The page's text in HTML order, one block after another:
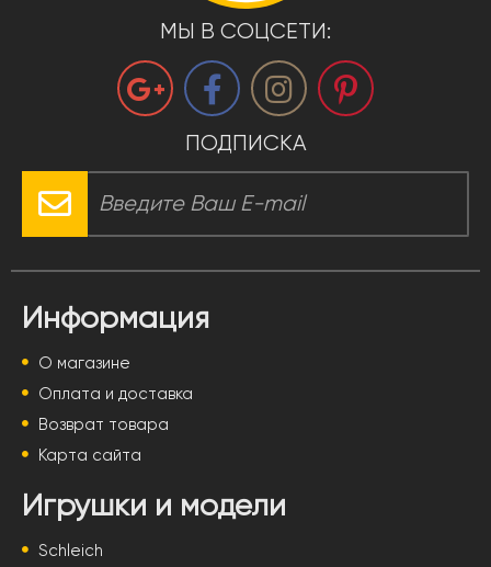
МЫ В СОЦСЕТИ:
ПОДПИСКА
Информация
О магазине
Оплата и доставка
Возврат товара
Карта сайта
Игрушки и модели
Schleich